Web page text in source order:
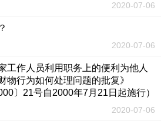
2020-07-06
2020-07-06
工作人员利用职务上的便利为他人
物行为如何处理问题的批复》
〕21号自2000年7月21日起施行）
2020-07-06